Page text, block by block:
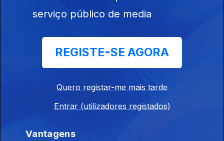
19 mar. 2022
serviço público de media
REGISTE-SE AGORA
Quero registar-me mais tarde
Entrar (utilizadores registados)
Vantagens